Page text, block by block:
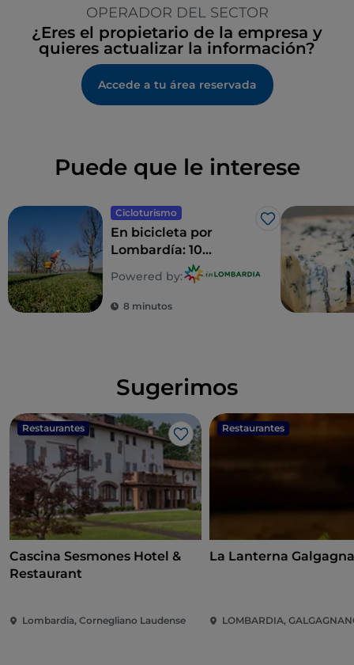
OPERADOR DEL SECTOR
¿Eres el propietario de la empresa y
quieres actualizar la información?
Accede a tu área reservada
Puede que le interese
Cicloturismo
Me gusta
En bicicleta por
Lombardía: 10
itinerarios en familia
Powered by:
8 minutos
Sugerimos
Restaurantes
Me gusta
Cascina Sesmones Hotel &
Restaurant
Lombardia, Cornegliano Laudense
Restaurantes
La Lanterna
LOMBARDIA,